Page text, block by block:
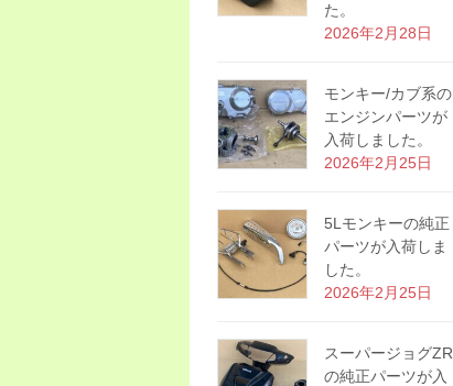
た。
2026年2月28日
モンキー/カブ系の
エンジンパーツが
入荷しました。
2026年2月25日
5Lモンキーの純正
パーツが入荷しま
した。
2026年2月25日
スーパージョグZR
の純正パーツが入